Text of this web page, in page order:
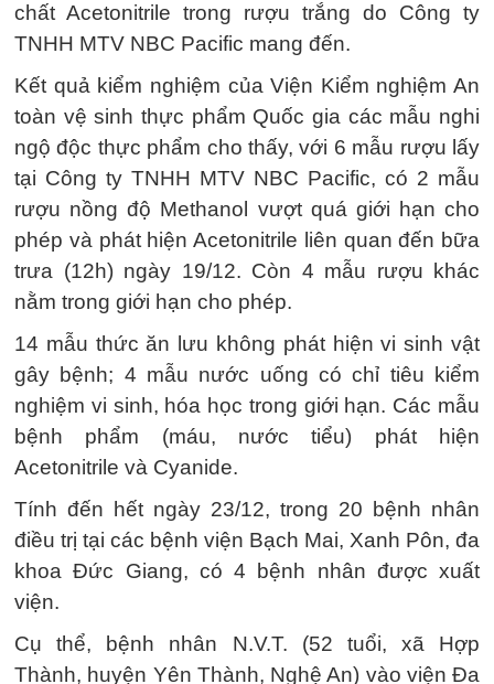
chất Acetonitrile trong rượu trắng do Công ty
TNHH MTV NBC Pacific mang đến.
Kết quả kiểm nghiệm của Viện Kiểm nghiệm An
toàn vệ sinh thực phẩm Quốc gia các mẫu nghi
ngộ độc thực phẩm cho thấy, với 6 mẫu rượu lấy
tại Công ty TNHH MTV NBC Pacific, có 2 mẫu
rượu nồng độ Methanol vượt quá giới hạn cho
phép và phát hiện Acetonitrile liên quan đến bữa
trưa (12h) ngày 19/12. Còn 4 mẫu rượu khác
nằm trong giới hạn cho phép.
14 mẫu thức ăn lưu không phát hiện vi sinh vật
gây bệnh; 4 mẫu nước uống có chỉ tiêu kiểm
nghiệm vi sinh, hóa học trong giới hạn. Các mẫu
bệnh phẩm (máu, nước tiểu) phát hiện
Acetonitrile và Cyanide.
Tính đến hết ngày 23/12, trong 20 bệnh nhân
điều trị tại các bệnh viện Bạch Mai, Xanh Pôn, đa
khoa Đức Giang, có 4 bệnh nhân được xuất
viện.
Cụ thể, bệnh nhân N.V.T. (52 tuổi, xã Hợp
Thành, huyện Yên Thành, Nghệ An) vào viện Đa